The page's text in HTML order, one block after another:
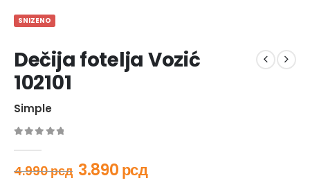
SNIZENO
Dečija fotelja Vozić
102101
Simple
4.990рсд 3.890рсд